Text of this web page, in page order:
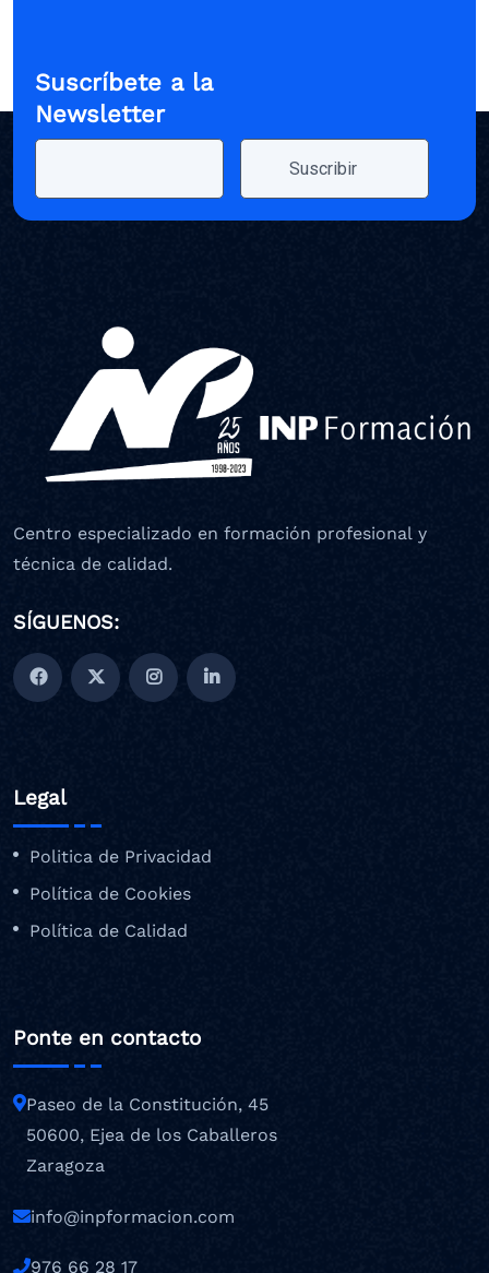
Suscríbete a la
Newsletter
Centro especializado en formación profesional y
técnica de calidad.
SÍGUENOS:
Legal
Politica de Privacidad
Política de Cookies
Política de Calidad
Ponte en contacto
Paseo de la Constitución, 45
50600, Ejea de los Caballeros
Zaragoza
info@inpformacion.com
976 66 28 17